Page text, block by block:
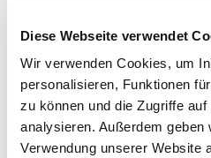
Diese Webseite verwendet
Wir verwenden Cookies, um
personalisieren, Funktionen
zu können und die Zugriffe
analysieren. Außerdem
Verwendung unserer Website
Zahlungsmöglichkeiten:
Visa/
Mastercard